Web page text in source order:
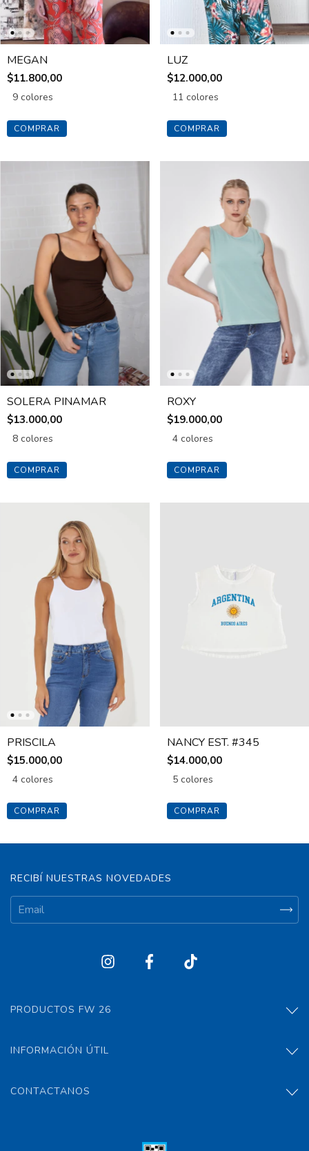
MEGAN
$11.800,00
9 colores
COMPRAR
LUZ
$12.000,00
11 colores
COMPRAR
SOLERA PINAMAR
$13.000,00
8 colores
COMPRAR
ROXY
$19.000,00
4 colores
COMPRAR
PRISCILA
$15.000,00
4 colores
COMPRAR
NANCY EST. #345
$14.000,00
5 colores
COMPRAR
RECIBÍ NUESTRAS NOVEDADES
PRODUCTOS FW 26
INFORMACIÓN ÚTIL
CONTACTANOS